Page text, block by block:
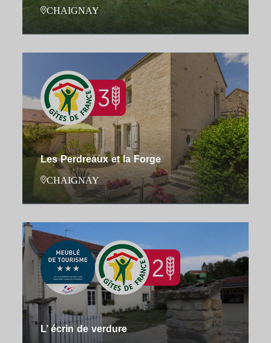
CHAIGNAY
Les Perdreaux et la Forge
CHAIGNAY
L’ écrin de verdure